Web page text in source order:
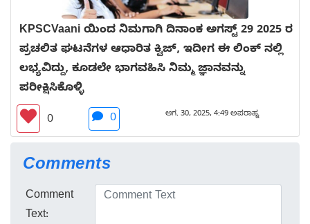
KPSCVaani ಯಿಂದ ನಿಮಗಾಗಿ ದಿನಾಂಕ ಅಗಸ್ಟ್ 29 2025 ರ
ಪ್ರಚಲಿತ ಘಟನೆಗಳ ಆಧಾರಿತ ಕ್ವಿಜ್, ಇದೀಗ ಈ ಲಿಂಕ್ ನಲ್ಲಿ
ಲಭ್ಯವಿದ್ದು, ಕೂಡಲೇ ಭಾಗವಹಿಸಿ ನಿಮ್ಮ ಜ್ಞಾನವನ್ನು
ಪರೀಕ್ಷಿಸಿಕೊಳ್ಳಿ
0 0 ಆಗ. 30, 2025, 4:49 ಅಪರಾಹ್ನ
Comments
Comment
Text: